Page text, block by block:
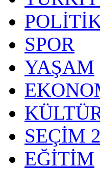
SPOR
YAŞAM
SEÇİM
EĞİTİM